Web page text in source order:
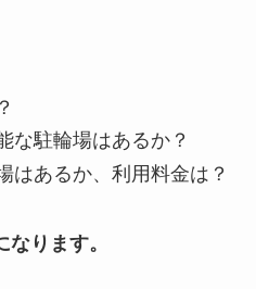
な駐輪場はあるか？
はあるか、利用料金は？
ります。